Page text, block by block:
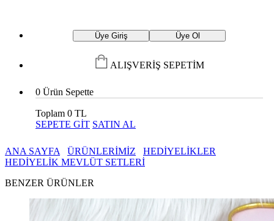
Üye Giriş Üye Ol
ALIŞVERİŞ SEPETİM
0 Ürün Sepette
Toplam 0 TL
SEPETE GİT SATIN AL
ANA SAYFA ÜRÜNLERİMİZ
HEDİYELİKLER
HEDİYELİK MEVLÜT SETLERİ
BENZER ÜRÜNLER